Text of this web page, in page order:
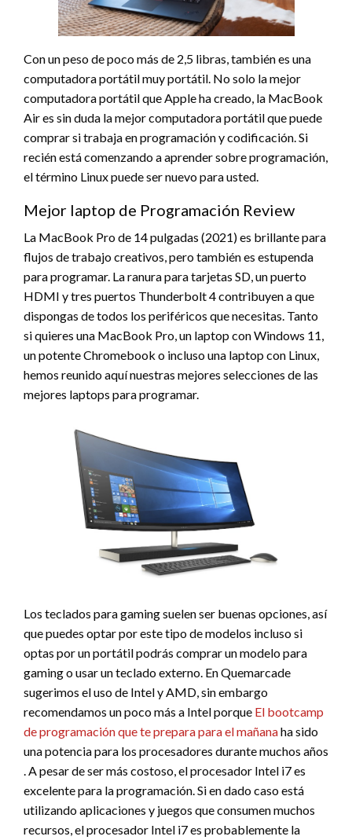
Con un peso de poco más de 2,5 libras, también es una
computadora portátil muy portátil. No solo la mejor
computadora portátil que Apple ha creado, la MacBook
Air es sin duda la mejor computadora portátil que puede
comprar si trabaja en programación y codificación. Si
recién está comenzando a aprender sobre programación,
el término Linux puede ser nuevo para usted.
Mejor laptop de Programación Review
La MacBook Pro de 14 pulgadas (2021) es brillante para
flujos de trabajo creativos, pero también es estupenda
para programar. La ranura para tarjetas SD, un puerto
HDMI y tres puertos Thunderbolt 4 contribuyen a que
dispongas de todos los periféricos que necesitas. Tanto
si quieres una MacBook Pro, un laptop con Windows 11,
un potente Chromebook o incluso una laptop con Linux,
hemos reunido aquí nuestras mejores selecciones de las
mejores laptops para programar.
Los teclados para gaming suelen ser buenas opciones, así
que puedes optar por este tipo de modelos incluso si
optas por un portátil podrás comprar un modelo para
gaming o usar un teclado externo. En Quemarcade
sugerimos el uso de Intel y AMD, sin embargo
recomendamos un poco más a Intel porque El bootcamp
de programación que te prepara para el mañanaha sido
una potencia para los procesadores durante muchos años
. A pesar de ser más costoso, el procesador Intel i7 es
excelente para la programación. Si en dado caso está
utilizando aplicaciones y juegos que consumen muchos
recursos, el procesador Intel i7 es probablemente la